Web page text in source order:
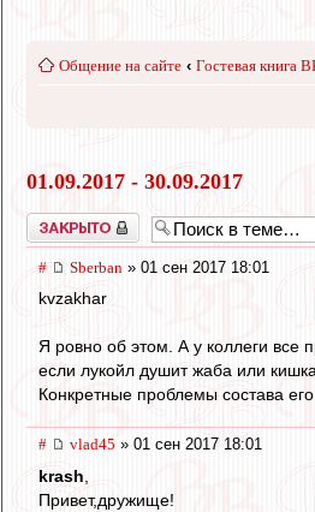
Общение на сайте ‹ Гостевая книга
01.09.2017 - 30.09.2017
Закрыто
# Sberban » 01 сен 2017 18:01
kvzakhar
Я ровно об этом. А у коллеги
если лукойл душит жаба или
Конкретные проблемы состава
# vlad45 » 01 сен 2017 18:01
krash
Привет,дружище!